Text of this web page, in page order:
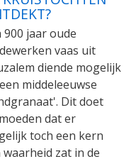
900 jaar oude
vaas uit
diende mogelijk
middeleeuwse
Dit doet
dat er
toch een kern
waarheid zat in de